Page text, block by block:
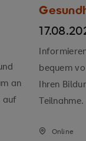
an
auf
bequem
Ihren
Teilnahme.
Online